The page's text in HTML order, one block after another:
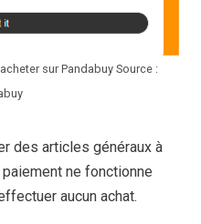
sur Pandabuy Source :
des articles généraux à
ne fonctionne
aucun achat.